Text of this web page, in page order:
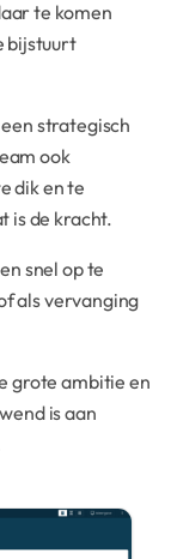
te komen
bijstuurt
strategisch
ook
dik en te
is de kracht.
snel op te
als vervanging
grote ambitie en
is aan